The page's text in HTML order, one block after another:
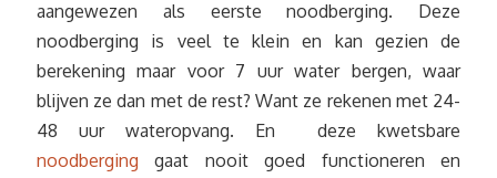
aangewezen als eerste noodberging. Deze
noodberging is veel te klein en kan gezien de
berekening maar voor 7 uur water bergen, waar
blijven ze dan met de rest? Want ze rekenen met 24-
48 uur wateropvang. En deze kwetsbare
noodberging gaat nooit goed functioneren en